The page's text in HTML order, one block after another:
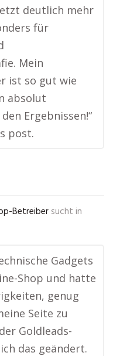
deutlich mehr
für
Mein
ist so gut wie
absolut
Ergebnissen!“
post.
Betreiber sucht in
Gadgets
Shop und hatte
genug
Seite zu
Goldleads-
das geändert.